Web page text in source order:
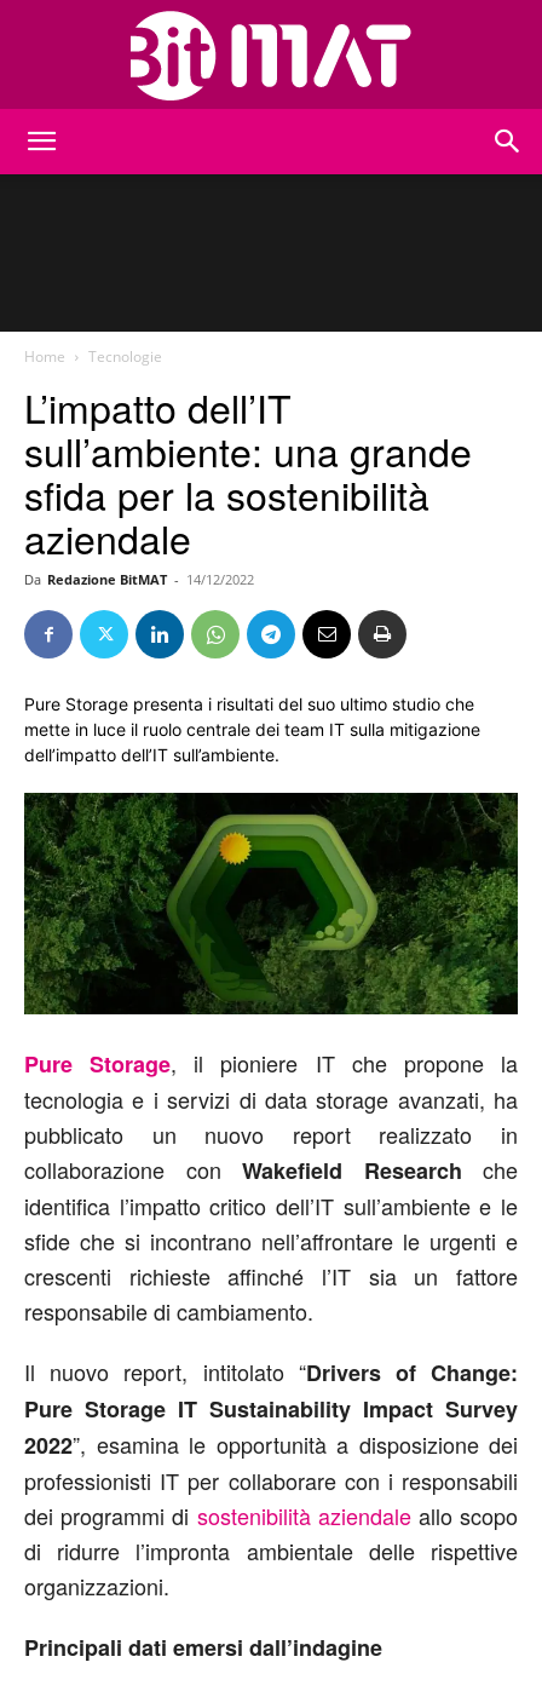
Home Tecnologie
L’impatto dell’IT
sull’ambiente: una grande
sfida per la sostenibilità
aziendale
Da Redazione BitMAT - 14/12/2022
Pure Storage presenta i risultati del suo ultimo studio che
mette in luce il ruolo centrale dei team IT sulla mitigazione
dell’impatto dell’IT sull’ambiente.
Pure Storage, il pioniere IT che propone la
tecnologia e i servizi di data storage avanzati, ha
pubblicato un nuovo report realizzato in
collaborazione con Wakefield Research che
identifica l’impatto critico dell’IT sull’ambiente e le
sfide che si incontrano nell’affrontare le urgenti e
crescenti richieste affinché l’IT sia un fattore
responsabile di cambiamento.
Il nuovo report, intitolato “Drivers of Change:
Pure Storage IT Sustainability Impact Survey
2022”, esamina le opportunità a disposizione dei
professionisti IT per collaborare con i responsabili
dei programmi di sostenibilità aziendaleallo scopo
di ridurre l’impronta ambientale delle rispettive
organizzazioni.
Principali dati emersi dall’indagine